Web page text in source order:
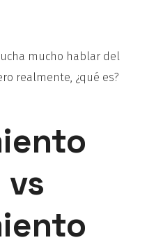
mucho hablar del
realmente, ¿qué es?